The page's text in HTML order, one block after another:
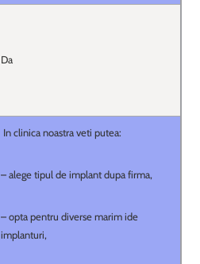
Da
In clinica noastra veti putea:
– alege tipul de implant dupa firma,
– opta pentru diverse marim ide
implanturi,